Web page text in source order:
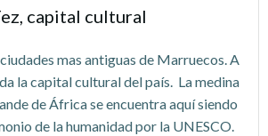
capital cultural
ciudades mas antiguas de Marruecos. A
la capital cultural del país. La medina
de África se encuentra aquí siendo
de la humanidad por la UNESCO.